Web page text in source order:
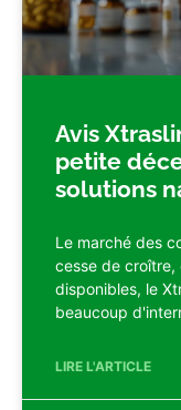
Avis
petite
solutions
Le marché des
cesse de
disponibles, le
beaucoup
LIRE L'ARTICLE